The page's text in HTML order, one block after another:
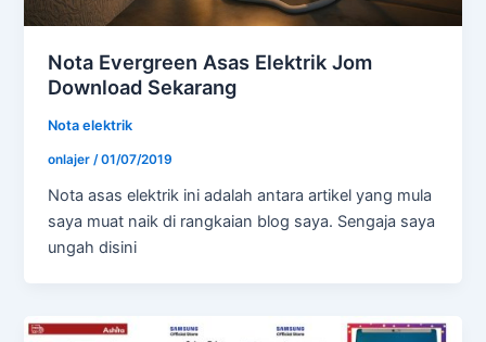
Nota Evergreen Asas Elektrik Jom
Download Sekarang
Nota elektrik
onlajer /01/07/2019
Nota asas elektrik ini adalah antara artikel yang mula
saya muat naik di rangkaian blog saya. Sengaja saya
ungah disini